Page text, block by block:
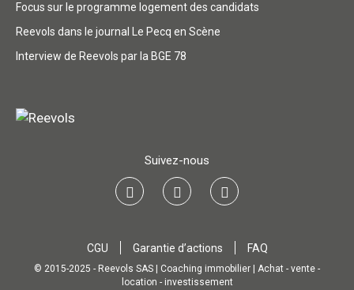
Focus sur le programme logement des candidats
Reevols dans le journal Le Pecq en Scène
Interview de Reevols par la BGE 78
Suivez-nous
CGU Garantie d’actions FAQ
© 2015-2025 - Reevols SAS | Coaching immobilier | Achat - vente -
location - investissement